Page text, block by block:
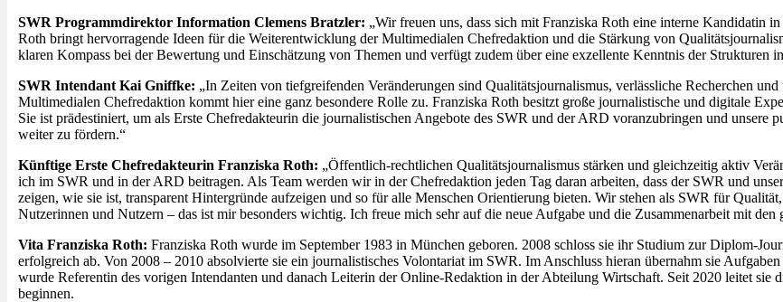
SWR Programmdirektor Information Clemens Bratzler: „Wir freuen uns, dass sich mit Franziska Roth eine interne Kandidatin
Roth bringt hervorragende Ideen für die Weiterentwicklung der Multimedialen Chefredaktion und die Stärkung von
klaren Kompass bei der Bewertung und Einschätzung von Themen und verfügt zudem über eine exzellente Kenntnis der Strukturen
SWR Intendant Kai Gniffke: „In Zeiten von tiefgreifenden Veränderungen sind Qualitätsjournalismus, verlässliche Recherchen
Multimedialen Chefredaktion kommt hier eine ganz besondere Rolle zu. Franziska Roth besitzt große journalistische und digitale
Sie ist prädestiniert, um als Erste Chefredakteurin die journalistischen Angebote des SWR und der ARD voranzubringen und
weiter zu fördern.“
Künftige Erste Chefredakteurin Franziska Roth: „Öffentlich-rechtlichen Qualitätsjournalismus stärken und gleichzeitig aktiv
ich im SWR und in der ARD beitragen. Als Team werden wir in der Chefredaktion jeden Tag daran arbeiten, dass der SWR und
zeigen, wie sie ist, transparent Hintergründe aufzeigen und so für alle Menschen Orientierung bieten. Wir stehen als SWR für
Nutzerinnen und Nutzern – das ist mir besonders wichtig. Ich freue mich sehr auf die neue Aufgabe und die Zusammenarbeit mit
Vita Franziska Roth: Franziska Roth wurde im September 1983 in München geboren. 2008 schloss sie ihr Studium zur Diplom-
erfolgreich ab. Von 2008 – 2010 absolvierte sie ein journalistisches Volontariat im SWR. Im Anschluss hieran übernahm sie
wurde Referentin des vorigen Intendanten und danach Leiterin der Online-Redaktion in der Abteilung Wirtschaft. Seit 2020 leitet
beginnen.